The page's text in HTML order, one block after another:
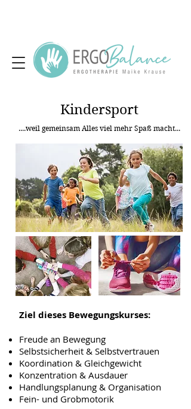
Kindersport
....weil gemeinsam Alles viel mehr Spaß macht...
Ziel dieses Bewegungskurses:
Freude an Bewegung
Selbstsicherheit & Selbstvertrauen
Koordination & Gleichgewicht
Konzentration & Ausdauer
Handlungsplanung & Organisation
Fein- und Grobmotorik